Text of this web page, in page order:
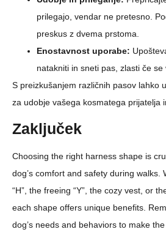
prilegajo, vendar ne pretesno.
preskus z dvema prstoma.
Enostavnost uporabe:
natakniti in sneti pas, zlasti če se
S preizkušanjem različnih pasov lahko
za udobje vašega kosmatega prijatelja
Zaključek
Choosing the right harness shape is
dog’s comfort and safety during walks.
“H”, the freeing “Y”, the cozy vest, or
each shape offers unique benefits.
dog’s needs and behaviors to make the